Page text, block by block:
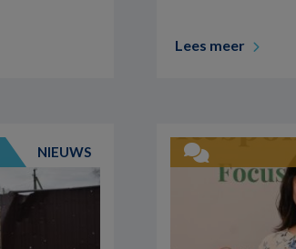
Lees meer
NIEUWS